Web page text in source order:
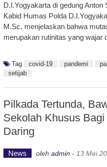
D.I.Yogyakarta di gedung
Kabid Humas Polda
M.Sc. menjelaskan bahwa
merupakan rutinitas yang wajar
Tag covid-19 pandemi
setijab
Pilkada Tertunda,
Sekolah Khusus
Daring
News oleh admin - 13 Mei